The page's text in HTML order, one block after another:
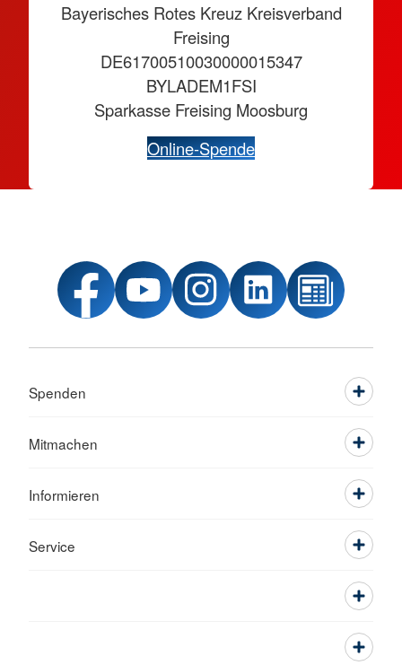
Bayerisches Rotes Kreuz Kreisverband
Freising
DE61700510030000015347
BYLADEM1FSI
Sparkasse Freising Moosburg
Online-Spende
Spenden
Mitmachen
Informieren
Service